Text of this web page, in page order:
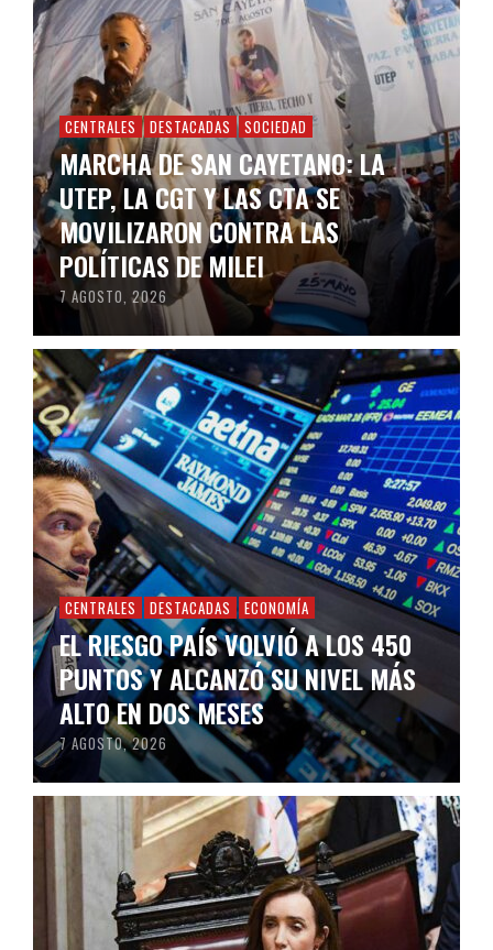
CENTRALES DESTACADAS SOCIEDAD
MARCHA DE SAN CAYETANO: LA
UTEP, LA CGT Y LAS CTA SE
MOVILIZARON CONTRA LAS
POLÍTICAS DE MILEI
7 AGOSTO, 2026
CENTRALES DESTACADAS ECONOMÍA
EL RIESGO PAÍS VOLVIÓ A LOS 450
PUNTOS Y ALCANZÓ SU NIVEL MÁS
ALTO EN DOS MESES
7 AGOSTO, 2026